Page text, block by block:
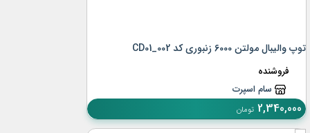
توپ والیبال مولتن 6000 زنبوری کد CD01_002
فروشنده
سام اسپرت
2,340,000 تومان